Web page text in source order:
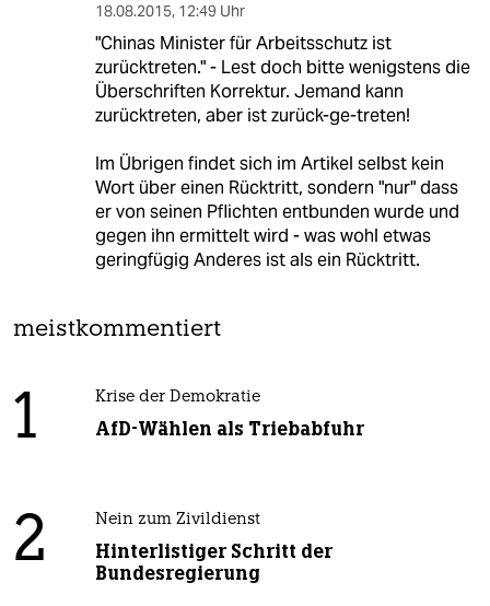
18.08.2015, 12:49 Uhr
"Chinas Minister für Arbeitsschutz ist
zurücktreten." - Lest doch bitte wenigstens die
Überschriften Korrektur. Jemand kann
zurücktreten, aber ist zurück-ge-treten!
Im Übrigen findet sich im Artikel selbst kein
Wort über einen Rücktritt, sondern "nur" dass
er von seinen Pflichten entbunden wurde und
gegen ihn ermittelt wird - was wohl etwas
geringfügig Anderes ist als ein Rücktritt.
meistkommentiert
1 Krise der Demokratie
AfD-Wählen als Triebabfuhr
2 Nein zum Zivildienst
Hinterlistiger Schritt der
Bundesregierung